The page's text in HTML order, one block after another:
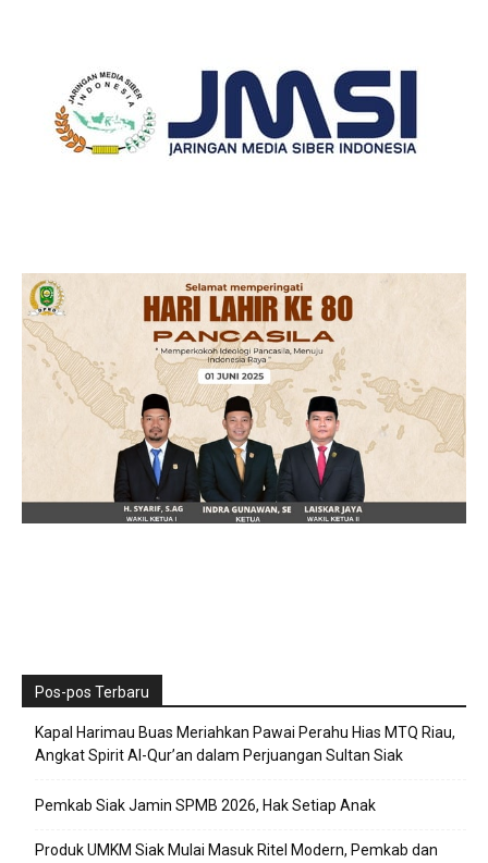
Pos-pos Terbaru
Kapal Harimau Buas Meriahkan Pawai Perahu Hias MTQ Riau,
Angkat Spirit Al-Qur’an dalam Perjuangan Sultan Siak
Pemkab Siak Jamin SPMB 2026, Hak Setiap Anak
Produk UMKM Siak Mulai Masuk Ritel Modern, Pemkab dan